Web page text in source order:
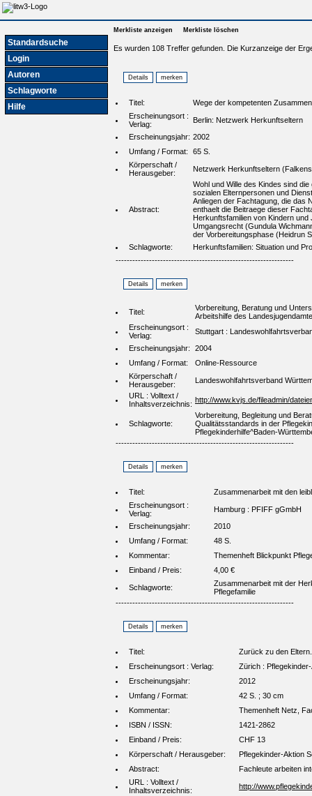
Standardsuche
Login
Autoren
Schlagworte
Hilfe
Merkliste anzeigen Merkliste löschen
Es wurden 108 Treffer gefunden. Die Kurzanzeige der
Titel:
Wege der kompetenten
Erscheinungsort :
Verlag:
Berlin: Netzwerk Herkunftseltern
Erscheinungsjahr: 2002
Umfang / Format:
65 S.
Körperschaft /
Herausgeber:
Netzwerk Herkunftseltern
Abstract:
Wohl und Wille des Kindes sind
sozialen Elternpersonen und
Anliegen der Fachtagung, die das
enthaelt die Beitraege dieser
Herkunftsfamilien von Kindern
Umgangsrecht (Gundula
der Vorbereitungsphase (Heidrun
Schlagworte:
Herkunftsfamilien: Situation und
----------------------------------------------------------------
Titel:
Vorbereitung, Beratung und
Arbeitshilfe des
Erscheinungsort :
Verlag:
Stuttgart :
Erscheinungsjahr:
2004
Umfang / Format:
Online-Ressource
Körperschaft /
Herausgeber:
Landeswohlfahrtsverband
URL : Volltext /
Inhaltsverzeichnis: http://www.kvjs.de/fileadmin/
Schlagworte:
Vorbereitung, Begleitung und
Qualitätsstandards in der
Pflegekinderhilfe^Baden-
----------------------------------------------------------------
Titel:
Zusammenarbeit mit den
Erscheinungsort :
Verlag:
Hamburg : PFIFF gGmbH
Erscheinungsjahr:
2010
Umfang / Format:
48 S.
Kommentar:
Themenheft Blickpunkt
Einband / Preis:
4,00 €
Schlagworte:
Zusammenarbeit mit der
Pflegefamilie
----------------------------------------------------------------
Titel:
Zurück zu den
Erscheinungsort : Verlag:
Zürich :
Erscheinungsjahr:
2012
Umfang / Format:
42 S. ; 30 cm
Kommentar:
Themenheft Netz,
ISBN / ISSN:
1421-2862
Einband / Preis:
CHF 13
Körperschaft / Herausgeber:
Pflegekinder-Aktion
Abstract:
Fachleute arbeiten
URL : Volltext /
Inhaltsverzeichnis:
http://